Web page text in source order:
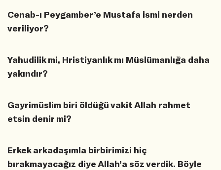
Cenab-ı Peygamber’e Mustafa ismi nerden
veriliyor?
Yahudilik mi, Hristiyanlık mı Müslümanlığa daha
yakındır?
Gayrimüslim biri öldüğü vakit Allah rahmet
etsin denir mi?
Erkek arkadaşımla birbirimizi hiç
bırakmayacağız diye Allah’a söz verdik. Böyle